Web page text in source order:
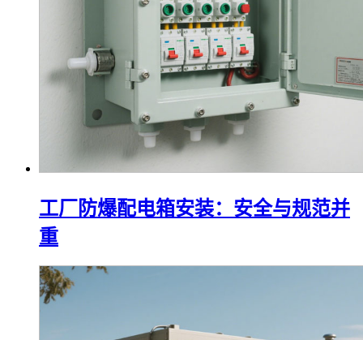
工厂防爆配电箱安装：安全与规范并
重